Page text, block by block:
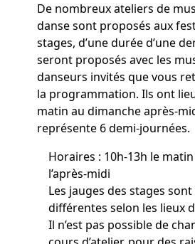
De nombreux ateliers de
danse sont proposés aux
stages, d’une durée d’une
seront proposés avec les
danseurs invités que vous
la programmation. Ils ont
matin au dimanche après-
représente 6 demi-journées.
Horaires : 10h-13h le
l’après-midi
Les jauges des stages
différentes selon les lieux
Il n’est pas possible de